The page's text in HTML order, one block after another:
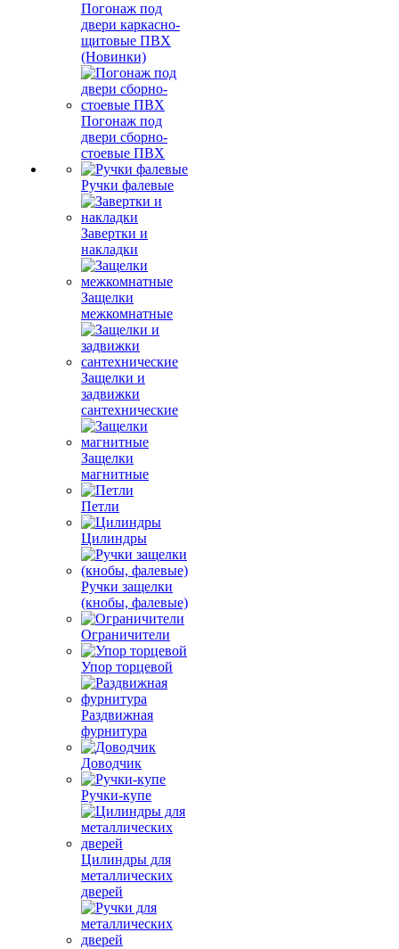
Погонаж под
двери каркасно-
щитовые ПВХ
(Новинки)
Погонаж под
двери сборно-
стоевые ПВХ
Ручки фалевые
Завертки и
накладки
Защелки
межкомнатные
Защелки и
задвижки
сантехнические
Защелки
магнитные
Петли
Цилиндры
Ручки защелки
(кнобы, фалевые)
Ограничители
Упор торцевой
Раздвижная
фурнитура
Доводчик
Ручки-купе
Цилиндры для
металлических
дверей